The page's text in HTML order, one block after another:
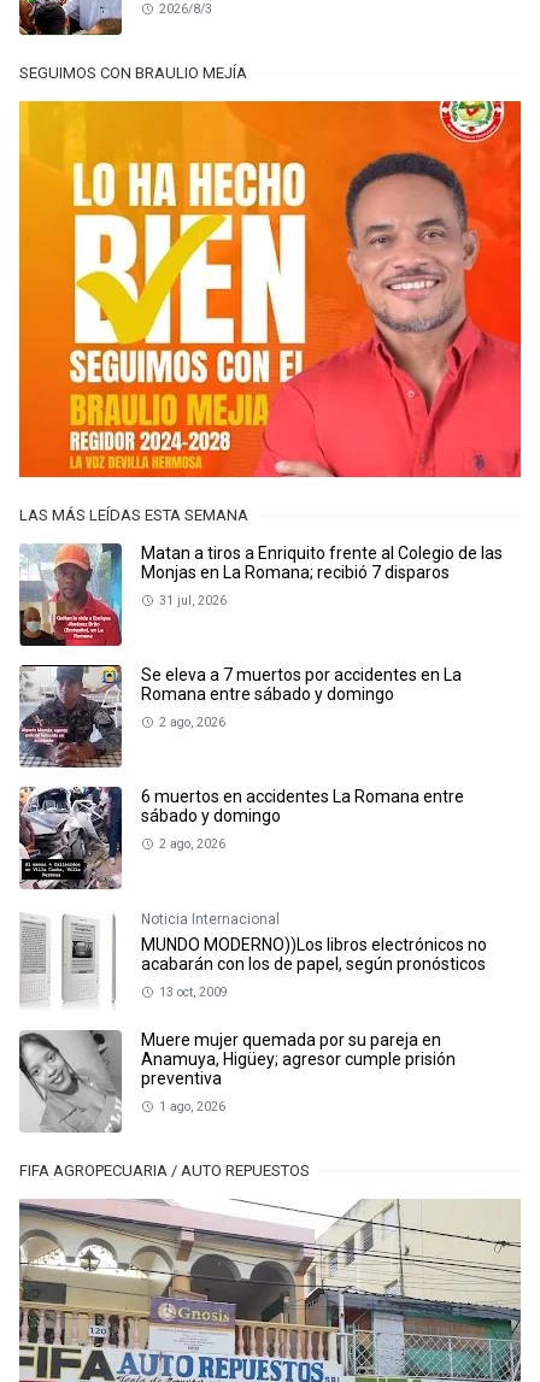
2026/8/3
SEGUIMOS CON BRAULIO MEJÍA
LAS MÁS LEÍDAS ESTA SEMANA
Matan a tiros a Enriquito frente al Colegio de las
Monjas en La Romana; recibió 7 disparos
31 jul, 2026
Se eleva a 7 muertos por accidentes en La
Romana entre sábado y domingo
2 ago, 2026
6 muertos en accidentes La Romana entre
sábado y domingo
2 ago, 2026
Noticia Internacional
MUNDO MODERNO))Los libros electrónicos no
acabarán con los de papel, según pronósticos
13 oct, 2009
Muere mujer quemada por su pareja en
Anamuya, Higüey; agresor cumple prisión
preventiva
1 ago, 2026
FIFA AGROPECUARIA / AUTO REPUESTOS